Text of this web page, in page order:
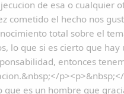
de esa o cualquier
cometido el hecho nos
total sobre el
lo que si es cierto que
entonces
que es un hombre que